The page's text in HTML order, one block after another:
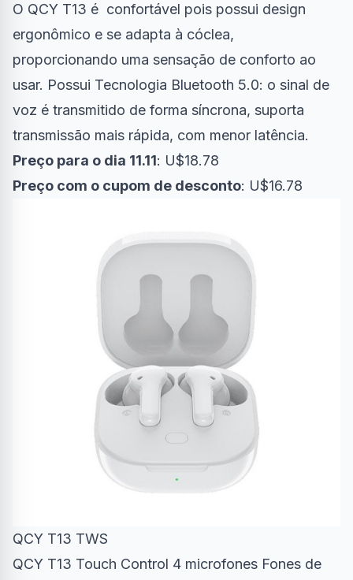
O QCY T13 é confortável pois possui design
ergonômico e se adapta à cóclea,
proporcionando uma sensação de conforto ao
usar. Possui Tecnologia Bluetooth 5.0: o sinal de
voz é transmitido de forma síncrona, suporta
transmissão mais rápida, com menor latência.
Preço para o dia 11.11: U$18.78
Preço com o cupom de desconto: U$16.78
QCY T13 TWS
QCY T13 Touch Control 4 microfones Fones de